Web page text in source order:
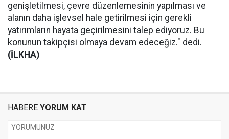
genişletilmesi, çevre düzenlemesinin yapılması ve
alanın daha işlevsel hale getirilmesi için gerekli
yatırımların hayata geçirilmesini talep ediyoruz. Bu
konunun takipçisi olmaya devam edeceğiz." dedi.
(İLKHA)
HABERE YORUM KAT